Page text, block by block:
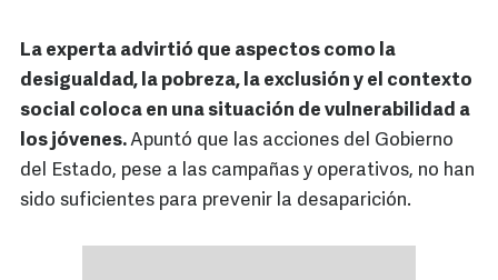
La experta advirtió que aspectos como la
desigualdad, la pobreza, la exclusión y el contexto
social coloca en una situación de vulnerabilidad a
los jóvenes.Apuntó que las acciones del Gobierno
del Estado, pese a las campañas y operativos, no han
sido suficientes para prevenir la desaparición.